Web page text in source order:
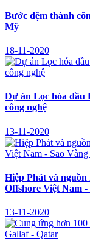
Bước đệm thành
Mỹ
18-11-2020
Dự án Lọc hóa dầu
công nghệ
13-11-2020
Hiệp Phát và
Offshore Việt Nam
13-11-2020